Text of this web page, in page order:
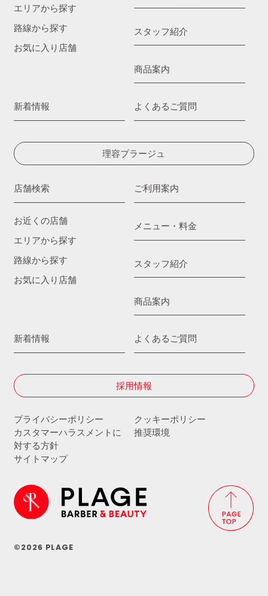
エリアから探す
路線から探す
お気に入り店舗
スタッフ紹介
商品案内
新着情報 よくあるご質問
理容プラージュ
店舗検索
お近くの店舗
エリアから探す
路線から探す
お気に入り店舗
ご利用案内
メニュー・料金
スタッフ紹介
商品案内
新着情報 よくあるご質問
採用情報
プライバシーポリシー
クッキーポリシー
カスタマーハラスメントに
対する方針
推奨環境
サイトマップ
©2026 PLAGE